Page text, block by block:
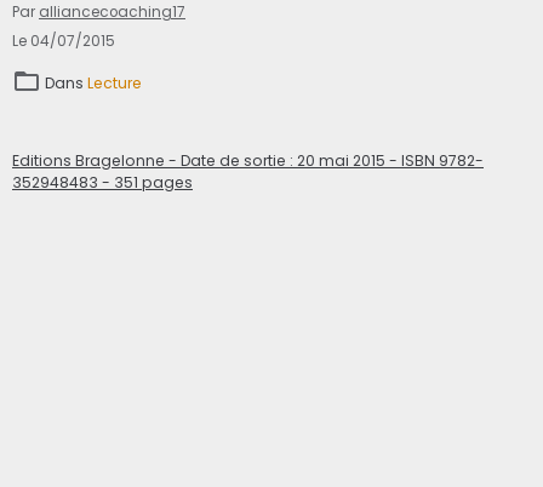
Par alliancecoaching17
Le 04/07/2015
Dans Lecture
Editions Bragelonne - Date de sortie : 20 mai 2015 - ISBN 9782-
352948483 - 351 pages